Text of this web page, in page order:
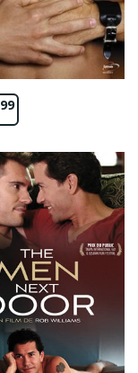
99